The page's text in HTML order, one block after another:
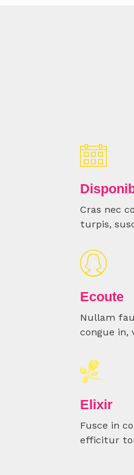
Cras nec
turpis,
Ecoute
Nullam
congue in,
Elixir
Fusce in
efficitur